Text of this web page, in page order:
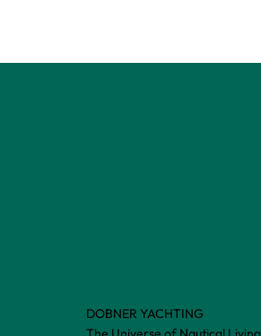
DOBNER YACHTING